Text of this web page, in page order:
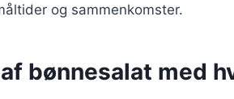
og sammenkomster.
bønnesalat med